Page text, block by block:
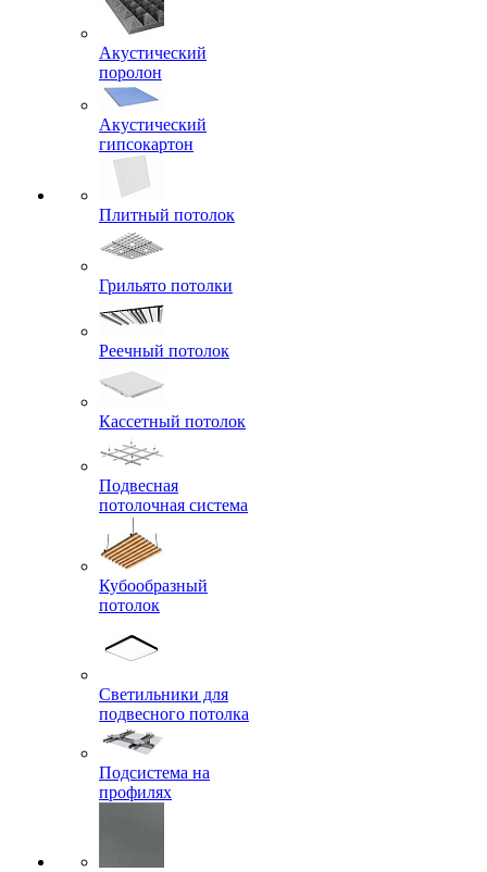
Акустический
поролон
Акустический
гипсокартон
Плитный потолок
Грильято потолки
Реечный потолок
Кассетный потолок
Подвесная
потолочная система
Кубообразный
потолок
Светильники для
подвесного потолка
Подсистема на
профилях